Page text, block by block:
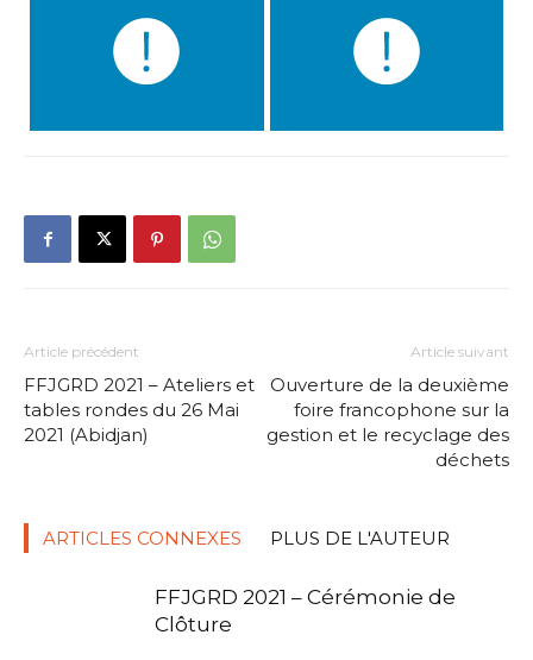
Article précédent
FFJGRD 2021 – Ateliers et
tables rondes du 26 Mai
2021 (Abidjan)
Article suivant
Ouverture de la deuxième
foire francophone sur la
gestion et le recyclage des
déchets
ARTICLES CONNEXES PLUS DE L'AUTEUR
FFJGRD 2021 – Cérémonie de
Clôture